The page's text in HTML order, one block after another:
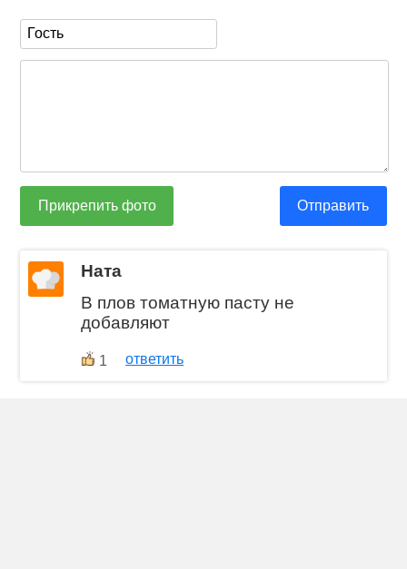
Прикрепить фото Отправить
Ната
В плов томатную пасту не
добавляют
1 ответить